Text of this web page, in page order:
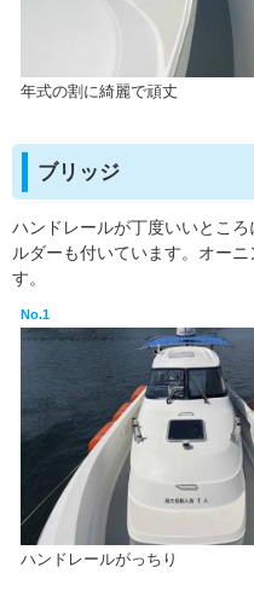
年式の割に綺麗で頑丈
ブリッジ
ハンドレールが丁度いいとこ
ルダーも付いています。オー
す。
No.1
ハンドレールがっちり